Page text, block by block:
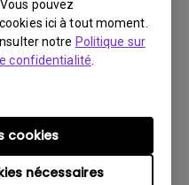
pouvez
ici à tout moment.
notre Politique sur
confidentialité
nécessaires
cookies
du Produit
responsable de
et assumez
d’expédition
(ii) d’une description
BenQ et (iii) d’une